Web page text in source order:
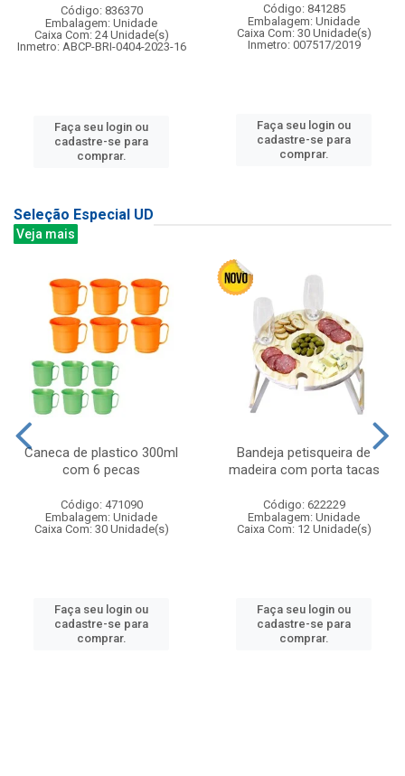
Código: 836370
Embalagem: Unidade
Caixa Com: 24 Unidade(s)
Inmetro: ABCP-BRI-0404-2023-16
Faça seu login ou
cadastre-se para
comprar.
Código: 841285
Embalagem: Unidade
Caixa Com: 30 Unidade(s)
Inmetro: 007517/2019
Faça seu login ou
cadastre-se para
comprar.
Seleção Especial UD
Veja mais
Caneca de plastico 300ml
com 6 pecas
Código: 471090
Embalagem: Unidade
Caixa Com: 30 Unidade(s)
Faça seu login ou
cadastre-se para
comprar.
Bandeja petisqueira de
madeira com porta tacas
Código: 622229
Embalagem: Unidade
Caixa Com: 12 Unidade(s)
Faça seu login ou
cadastre-se para
comprar.